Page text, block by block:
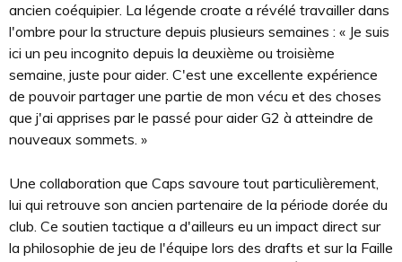
ancien coéquipier. La légende croate a révélé travailler dans
l'ombre pour la structure depuis plusieurs semaines : « Je suis
ici un peu incognito depuis la deuxième ou troisième
semaine, juste pour aider. C'est une excellente expérience
de pouvoir partager une partie de mon vécu et des choses
que j'ai apprises par le passé pour aider G2 à atteindre de
nouveaux sommets. »
Une collaboration que Caps savoure tout particulièrement,
lui qui retrouve son ancien partenaire de la période dorée du
club. Ce soutien tactique a d'ailleurs eu un impact direct sur
la philosophie de jeu de l'équipe lors des drafts et sur la Faille